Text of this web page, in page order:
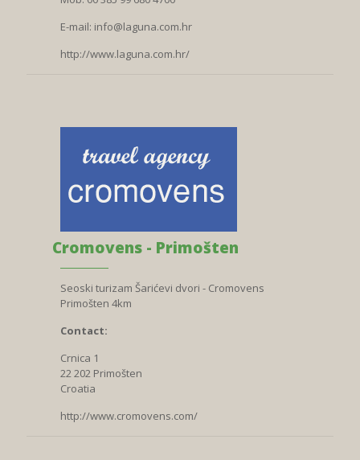
E-mail: info@laguna.com.hr
http://www.laguna.com.hr/
Cromovens - Primošten
Seoski turizam Šarićevi dvori - Cromovens
Primošten 4km
Contact:
Crnica 1
22 202 Primošten
Croatia
http://www.cromovens.com/